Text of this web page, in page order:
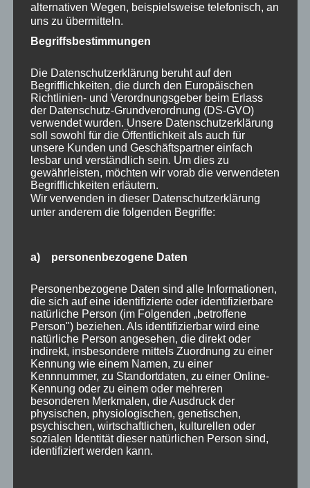
LS300 EpiqVision Ultra-Smart-Streaming-Laser Weiß
HD (1920 x 1080)
3600 Lumen
Native Bildseitenverhältnisse –
Heimkinoprojektor-Beratung
Was ist ein natives Bildseitenverhältnis?
Da Projektoren ein Anzeigegerät mit fester Auflösung
sind, haben sie ein so genanntes natives
Seitenverhältnis. Die gängigsten Seitenverhältnisse für
angegebenen Proportionen 4:3, 16:10 oder 16:9
Miniaturversion des Bildes vor, das Sie auf Ihrer
Leinwand sehen werden.
Spezielles Heimkino
Ein natives Seitenverhältnis von 16:9 ist in erster Linie
für den Einsatz im Heimkino gedacht. Das liegt daran,
dass Breitbild-DVDs, Blu-rays und HDTV-Signale im
16:9-Format ausgestrahlt oder kodiert werden.
Heimkino-Enthusiasten neigen dazu, 16:9-
Seitenverhältnisse zu bevorzugen, weil sie näher am
alternativen Wegen, beispielsweise telefonisch, an
uns zu übermitteln.
Begriffsbestimmungen
Die Datenschutzerklärung beruht auf den
Begrifflichkeiten, die durch den Europäischen
Richtlinien- und Verordnungsgeber beim Erlass
der Datenschutz-Grundverordnung (DS-GVO)
verwendet wurden. Unsere Datenschutzerklärung
soll sowohl für die Öffentlichkeit als auch für
unsere Kunden und Geschäftspartner einfach
lesbar und verständlich sein. Um dies zu
gewährleisten, möchten wir vorab die verwendeten
Begrifflichkeiten erläutern.
Wir verwenden in dieser Datenschutzerklärung
unter anderem die folgenden Begriffe:
a) personenbezogene Daten
Personenbezogene Daten sind alle Informationen,
die sich auf eine identifizierte oder identifizierbare
natürliche Person (im Folgenden „betroffene
Person") beziehen. Als identifizierbar wird eine
natürliche Person angesehen, die direkt oder
indirekt, insbesondere mittels Zuordnung zu einer
Kennung wie einem Namen, zu einer
Kennnummer, zu Standortdaten, zu einer Online-
Kennung oder zu einem oder mehreren
besonderen Merkmalen, die Ausdruck der
physischen, physiologischen, genetischen,
psychischen, wirtschaftlichen, kulturellen oder
sozialen Identität dieser natürlichen Person sind,
identifiziert werden kann.